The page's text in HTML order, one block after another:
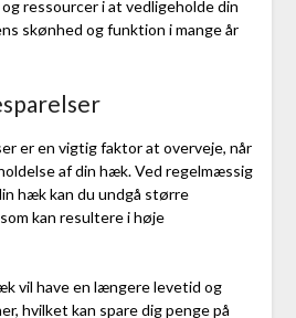
ressourcer i at vedligeholde din
skønhed og funktion i mange år
er en vigtig faktor at overveje, når
af din hæk. Ved regelmæssig
hæk kan du undgå større
kan resultere i høje
vil have en længere levetid og
hvilket kan spare dig penge på